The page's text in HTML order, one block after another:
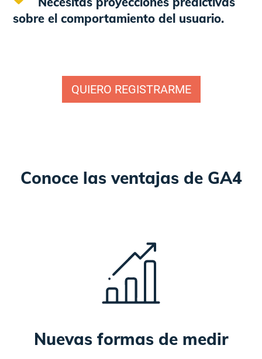
sobre el comportamiento del usuario.
QUIERO REGISTRARME
Conoce las ventajas de GA4
Nuevas formas de medir